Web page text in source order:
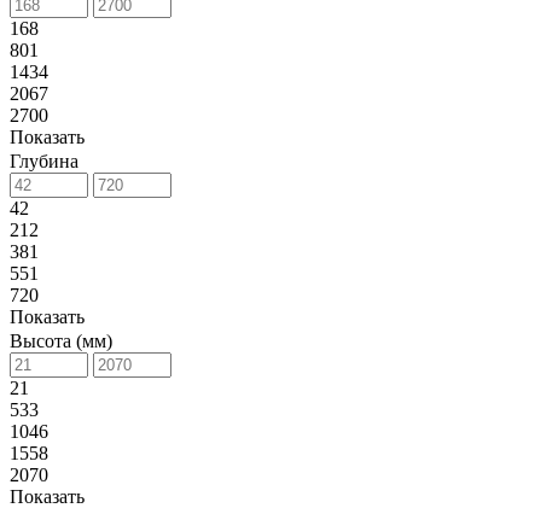
168
801
1434
2067
2700
Показать
Глубина
42
212
381
551
720
Показать
Высота (мм)
21
533
1046
1558
2070
Показать